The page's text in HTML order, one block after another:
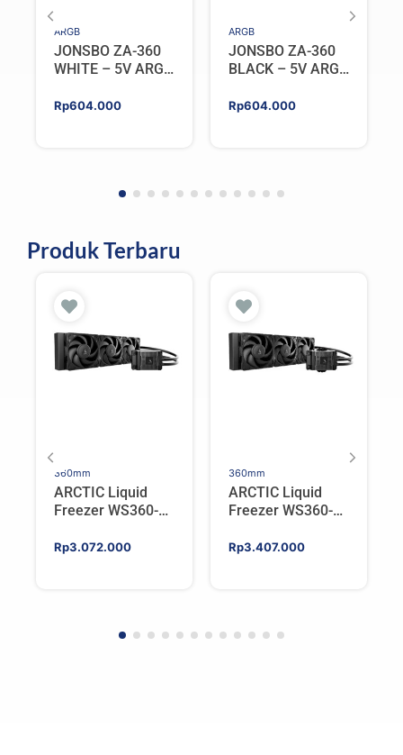
ARGB
JONSBO ZA-360
WHITE – 5V ARGB
Rp604.000
ARGB
JONSBO ZA-360
BLACK – 5V ARGB
Rp604.000
Produk Terbaru
360mm
ARCTIC Liquid
Freezer WS360-
AIO CPU Water
Rp3.072.000
360mm
ARCTIC Liquid
Freezer WS360-
AIO CPU Water
Rp3.407.000